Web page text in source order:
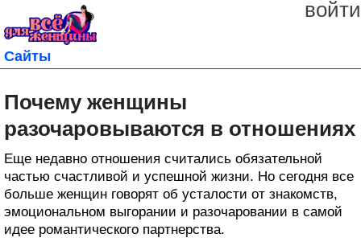
войти
Сайты
Почему женщины
разочаровываются в отношениях
Еще недавно отношения считались обязательной
частью счастливой и успешной жизни. Но сегодня все
больше женщин говорят об усталости от знакомств,
эмоциональном выгорании и разочаровании в самой
идее романтического партнерства.